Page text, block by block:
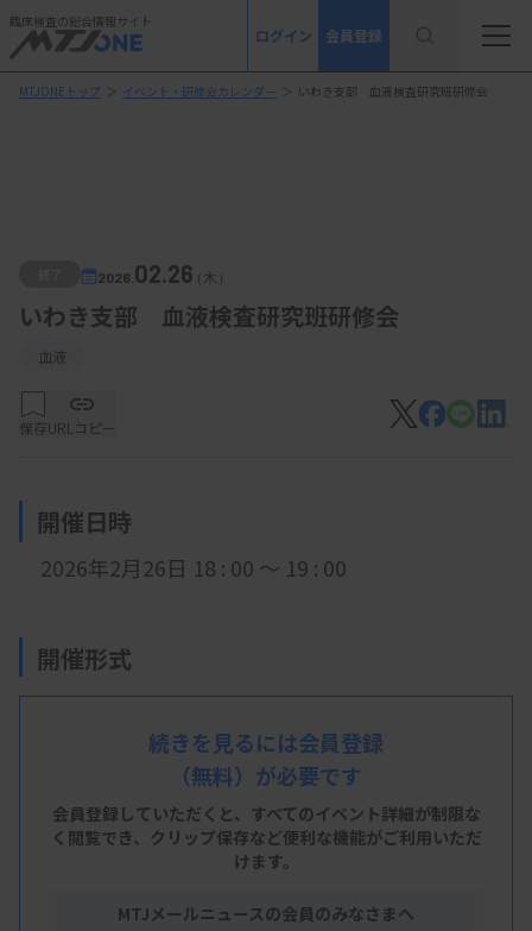
臨床検査の総合情報サイト
ログイン 会員登録
MTJONEトップ ＞ イベント・研修会カレンダー ＞ いわき支部 血液検査研究班研修会
2026. 02.26（木）
いわき支部 血液検査研究班研修会
血液
保存URLコピー
開催日時
2026年2月26日 18 : 00 ～ 19 : 00
開催形式
LIVE配信
福島県臨床検査技師会
続きを見るには会員登録
（無料）が必要です
会員登録していただくと、すべてのイベント詳細が制限な
く閲覧でき、 クリップ保存など便利な機能がご利用いただ
けます。
MTJメールニュースの会員のみなさまへ